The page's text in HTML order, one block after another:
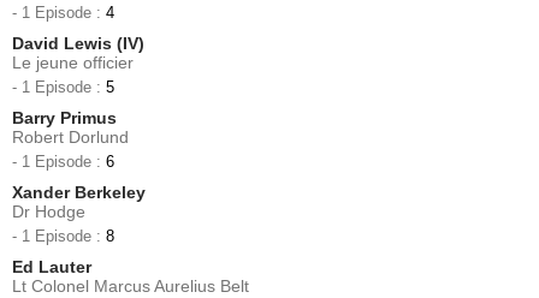
- 1 Episode : 4
David Lewis (IV)
Le jeune officier
- 1 Episode : 5
Barry Primus
Robert Dorlund
- 1 Episode : 6
Xander Berkeley
Dr Hodge
- 1 Episode : 8
Ed Lauter
Lt Colonel Marcus Aurelius Belt